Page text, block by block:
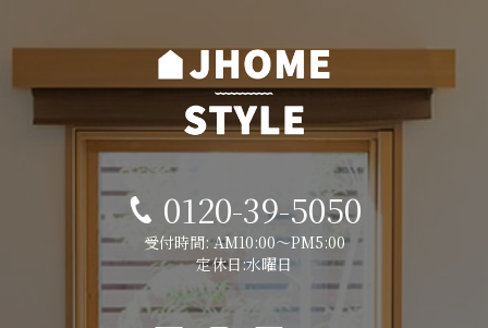
0120-39-5050
受付時間: AM10:00～PM5:00
定休日:水曜日